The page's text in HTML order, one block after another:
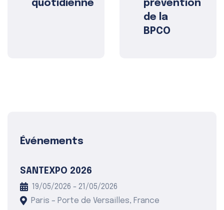
quotidienne
prévention
de la
BPCO
Événements
SANTEXPO 2026
19/05/2026 - 21/05/2026
Paris – Porte de Versailles, France